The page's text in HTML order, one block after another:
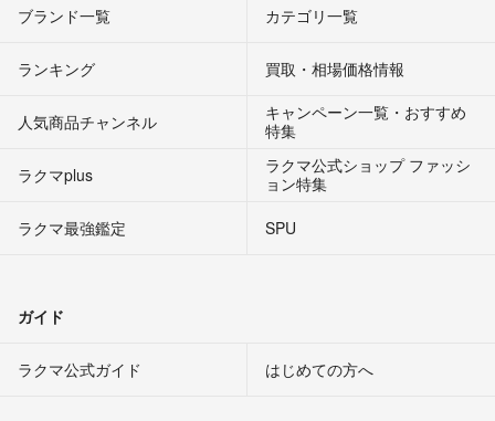
ブランド一覧 カテゴリ一覧
ランキング 買取・相場価格情報
人気商品チャンネル
キャンペーン一覧・おすすめ
特集
ラクマplus
ラクマ公式ショップ ファッシ
ョン特集
ラクマ最強鑑定
SPU
ガイド
ラクマ公式ガイド はじめての方へ